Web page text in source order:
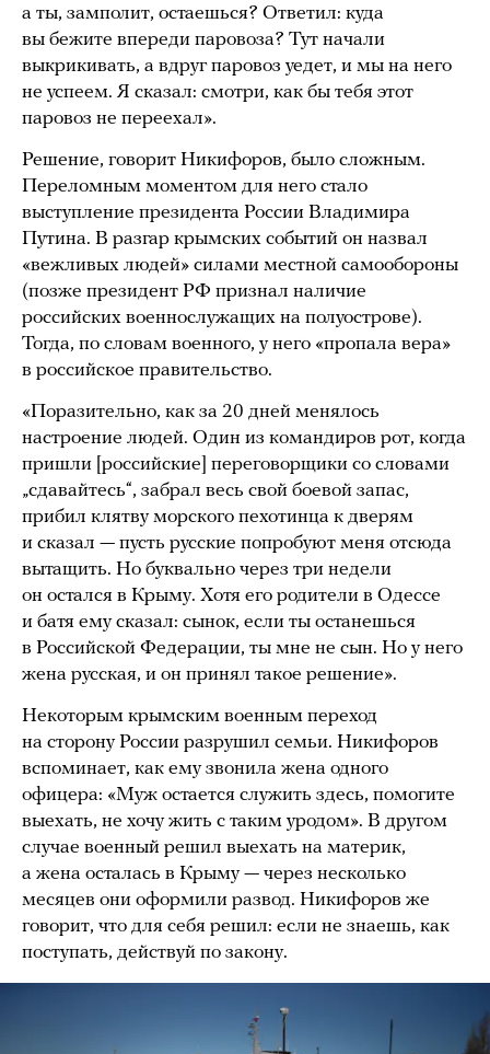
а ты, замполит, остаешься? Ответил: куда
вы бежите впереди паровоза? Тут начали
выкрикивать, а вдруг паровоз уедет, и мы на него
не успеем. Я сказал: смотри, как бы тебя этот
паровоз не переехал».
Решение, говорит Никифоров, было сложным.
Переломным моментом для него стало
выступление президента России Владимира
Путина. В разгар крымских событий он назвал
«вежливых людей» силами местной самообороны
(позже президент РФ признал наличие
российских военнослужащих на полуострове).
Тогда, по словам военного, у него «пропала вера»
в российское правительство.
«Поразительно, как за 20 дней менялось
настроение людей. Один из командиров рот, когда
пришли [российские] переговорщики со словами
„сдавайтесь“, забрал весь свой боевой запас,
прибил клятву морского пехотинца к дверям
и сказал — пусть русские попробуют меня отсюда
вытащить. Но буквально через три недели
он остался в Крыму. Хотя его родители в Одессе
и батя ему сказал: сынок, если ты останешься
в Российской Федерации, ты мне не сын. Но у него
жена русская, и он принял такое решение».
Некоторым крымским военным переход
на сторону России разрушил семьи. Никифоров
вспоминает, как ему звонила жена одного
офицера: «Муж остается служить здесь, помогите
выехать, не хочу жить с таким уродом». В другом
случае военный решил выехать на материк,
а жена осталась в Крыму — через несколько
месяцев они оформили развод. Никифоров же
говорит, что для себя решил: если не знаешь, как
поступать, действуй по закону.